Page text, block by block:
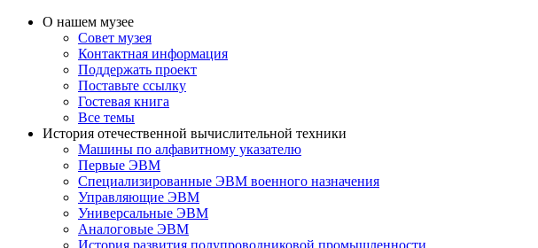
О нашем музее
Совет музея
Контактная информация
Поддержать проект
Поставьте ссылку
Гостевая книга
Все темы
История отечественной вычислительной техники
Машины по алфавитному указателю
Первые ЭВМ
Специализированные ЭВМ военного назначения
Управляющие ЭВМ
Универсальные ЭВМ
Аналоговые ЭВМ
История развития полупроводниковой промышленности